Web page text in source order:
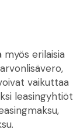
myös erilaisia
vaikuttaa
leasingyhtiöt